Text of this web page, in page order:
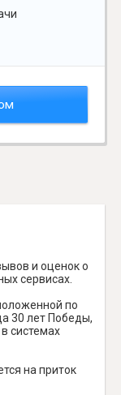
и оценок о
сервисах.
по
30 лет Победы,
системах
на приток